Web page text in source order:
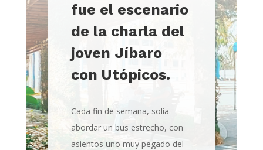
fue el escenario
de la charla del
joven Jíbaro
con Utópicos.
Cada fin de semana, solía
abordar un bus estrecho, con
asientos uno muy pegado del